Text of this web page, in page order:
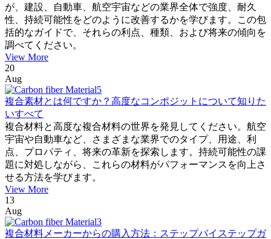
が、建設、自動車、航空宇宙などの業界全体で強度、耐久
性、持続可能性をどのように改善するかを学びます。この包
括的なガイドで、それらの利点、種類、および将来の傾向を
調べてください。
View More
20
Aug
複合素材とは何ですか？高度なコンポジットについて知りた
いすべて
複合材料と高度な複合材料の世界を発見してください。航空
宇宙や自動車など、さまざまな業界でのタイプ、用途、利
点、プロパティ、将来の革新を探索します。持続可能性の課
題に対処しながら、これらの材料がパフォーマンスを向上さ
せる方法を学びます。
View More
13
Aug
複合材料メーカーからの購入方法：ステップバイステップガ